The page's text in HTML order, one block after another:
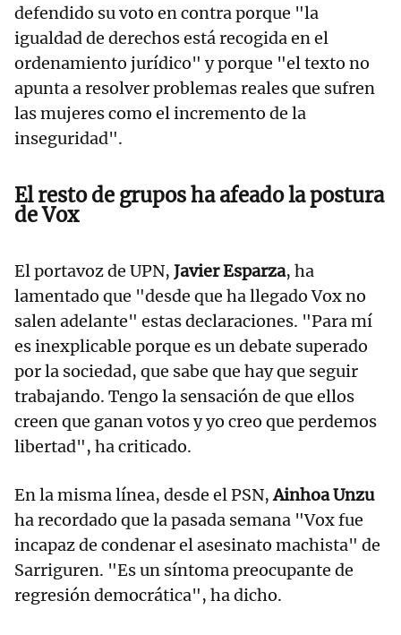
defendido su voto en contra porque "la
igualdad de derechos está recogida en el
ordenamiento jurídico" y porque "el texto no
apunta a resolver problemas reales que sufren
las mujeres como el incremento de la
inseguridad".
El resto de grupos ha afeado la postura
de Vox
El portavoz de UPN, Javier Esparza, ha
lamentado que "desde que ha llegado Vox no
salen adelante" estas declaraciones. "Para mí
es inexplicable porque es un debate superado
por la sociedad, que sabe que hay que seguir
trabajando. Tengo la sensación de que ellos
creen que ganan votos y yo creo que perdemos
libertad", ha criticado.
En la misma línea, desde el PSN,Ainhoa Unzu
ha recordado que la pasada semana "Vox fue
incapaz de condenar el asesinato machista" de
Sarriguren. "Es un síntoma preocupante de
regresión democrática", ha dicho.